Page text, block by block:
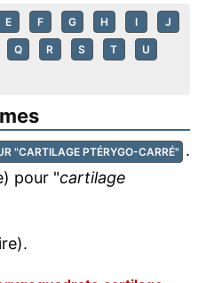
E F G H I J
Q R S T U
"CARTILAGE PTÉRYGO-CARRÉ" .
pour "cartilage